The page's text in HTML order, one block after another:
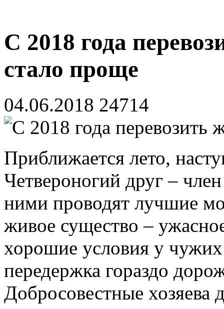
С 2018 года
стало проще
04.06.2018 24714
Приближается лето,
Четвероногий друг –
ними проводят лучшие
живое существо –
хорошие условия у
передержка гораздо
Добросовестные